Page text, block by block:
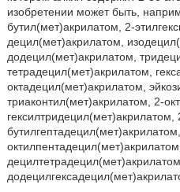
изобретении может быть,
бутил(мет)акрилатом, 2-
децил(мет)акрилатом,
додецил(мет)акрилатом,
тетрадецил(мет)акрилатом,
октадецил(мет)акрилатом,
триаконтил(мет)акрилатом, 2-
гексилтридецил(мет)акрилатом,